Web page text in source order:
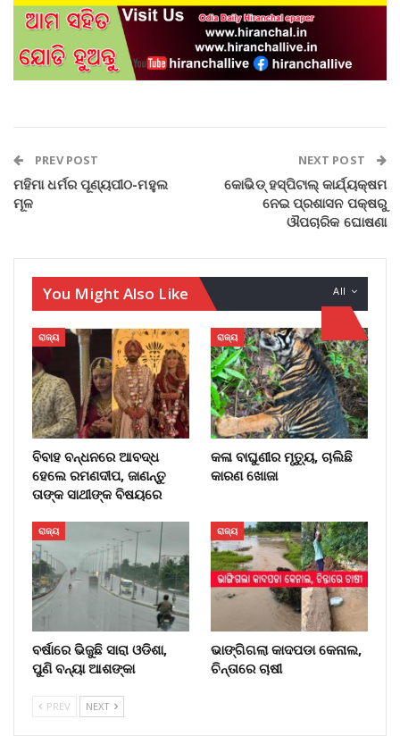
PREV POST
ମହିମା ଧର୍ମର ପୂଣ୍ୟପୀଠ-ମହୁଲ
ମୂଳ
NEXT POST
କୋଭିଡ୍ ହସ୍ପିଟାଲ୍ କାର୍ଯ୍ୟକ୍ଷମ
ନେଇ ପ୍ରଶାସନ ପକ୍ଷରୁ
ଔପଚାରିକ ଘୋଷଣା
All
You Might Also Like
ରାଜ୍ୟ
ବିବାହ ବନ୍ଧନରେ ଆବଦ୍ଧ
ହେଲେ ରମଣଦୀପ, ଜାଣନ୍ତୁ
ତାଙ୍କ ସାଥୀଙ୍କ ବିଷୟରେ
ରାଜ୍ୟ
କଳା ବାଘୁଣୀର ମୃତ୍ୟୁ, ଚାଲିଛି
କାରଣ ଖୋଜା
ରାଜ୍ୟ
ବର୍ଷାରେ ଭିଜୁଛି ସାରା ଓଡିଶା,
ପୁଣି ବନ୍ୟା ଆଶଙ୍କା
ରାଜ୍ୟ
ଭାଙ୍ଗିଗଲା କାଦପଡା କେନାଲ,
ଚିନ୍ତାରେ ଚାଷୀ
PREV NEXT